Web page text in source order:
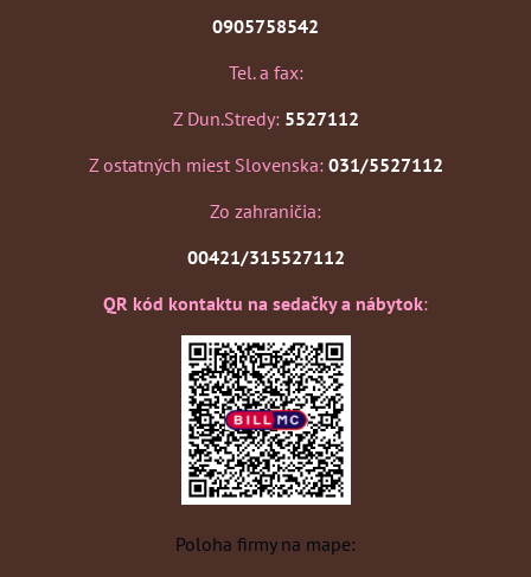
0905758542
Tel. a fax:
Z Dun.Stredy: 5527112
Z ostatných miest Slovenska: 031/5527112
Zo zahraničia:
00421/315527112
QR kód kontaktu na sedačky a nábytok:
Poloha firmy na mape: